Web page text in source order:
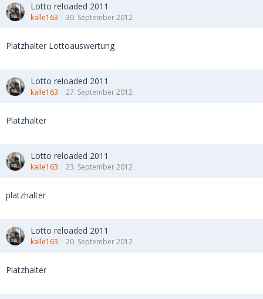
Lotto reloaded 2011
kalle163 30. September 2012
Platzhalter Lottoauswertung
Lotto reloaded 2011
kalle163 27. September 2012
Platzhalter
Lotto reloaded 2011
kalle163 23. September 2012
platzhalter
Lotto reloaded 2011
kalle163 20. September 2012
Platzhalter